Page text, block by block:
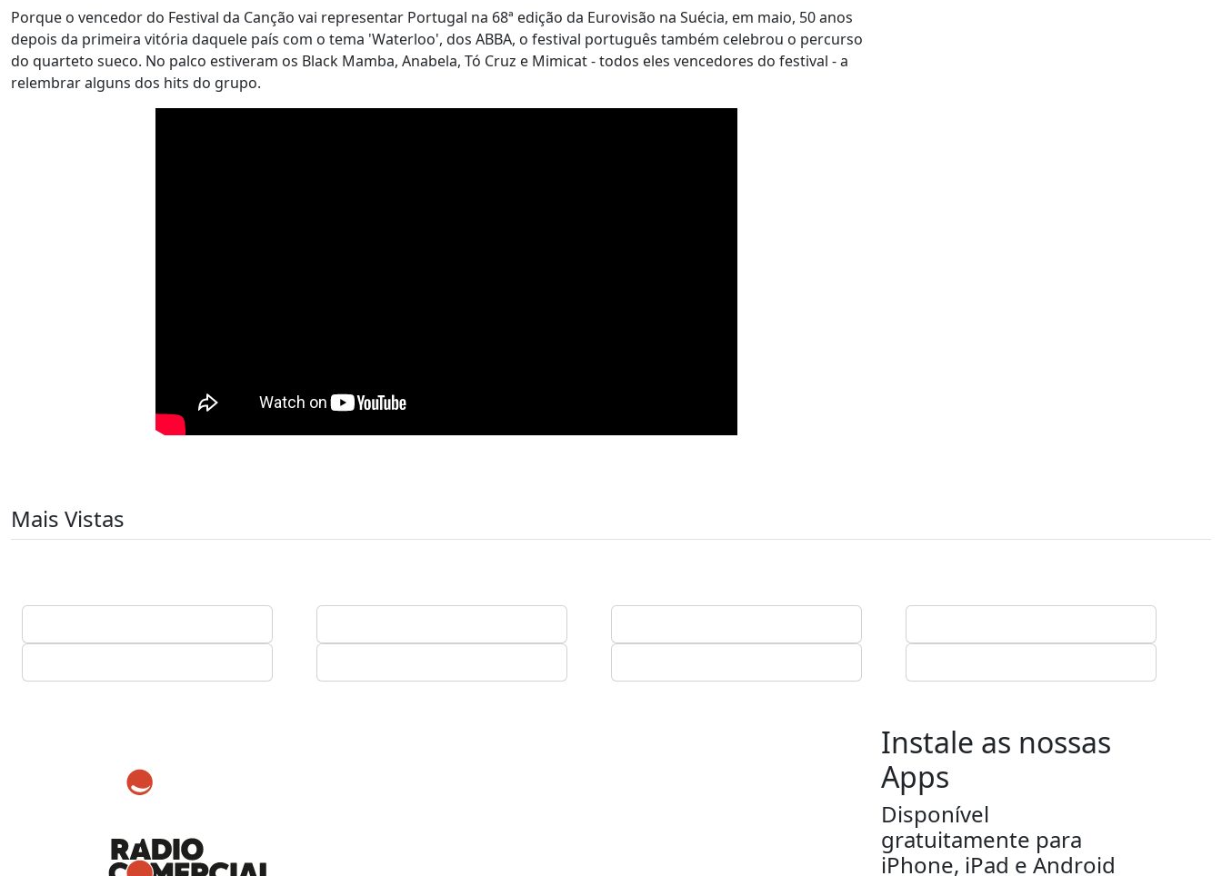
Porque o vencedor do Festival da Canção vai representar Portugal na 68ª edição da Eurovisão na Suécia, em maio, 50 anos
depois da primeira vitória daquele país com o tema 'Waterloo', dos ABBA, o festival português também celebrou o percurso
do quarteto sueco. No palco estiveram os Black Mamba, Anabela, Tó Cruz e Mimicat - todos eles vencedores do festival - a
relembrar alguns dos hits do grupo.
Mais Vistas
Instale as nossas
Apps
Disponível
gratuitamente para
iPhone, iPad e Android